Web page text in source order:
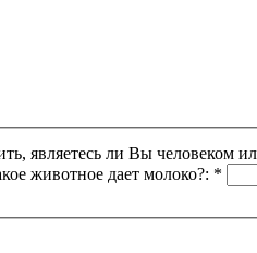
Этот вопрос задается
животное дает молоко?: *